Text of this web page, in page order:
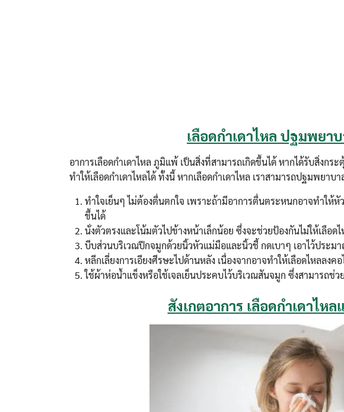
เลือดกําเดาไหล ปฐมพยา
อาการเลือดกำเดาไหล ภูมิแพ้ เป็นสิ่งที่สามารถเกิดขึ้นได้ หากได้รับสิ่งก
ทำให้เลือดกำเดาไหลได้ ทั้งนี้ หากเลือดกำเดาไหล เราสามารถปฐมพยาบ
ทำใจเย็นๆ ไม่ต้องตื่นตกใจ เพราะถ้ามีอาการตื่นตระหนกอาจทำให้
ขึ้นได้
นั่งตัวตรงและโน้มตัวไปข้างหน้าเล็กน้อย ซึ่งจะช่วยป้องกันไม่ให้เลือดไ
บีบส่วนบริเวณปีกจมูกด้วยนิ้วหัวแม่มือและนิ้วชี้ กดเบาๆ เอาไว้ประม
หลีกเลี่ยงการเอียงศีรษะไปด้านหลัง เนื่องจากอาจทำให้เลือดไหลลงคอ
ใช้ผ้าห่อน้ำแข็งหรือใช้เจลเย็นประคบไว้บริเวณสันจมูก ซึ่งสามารถช่
สังเกตอาการ เลือดกำเดาไ